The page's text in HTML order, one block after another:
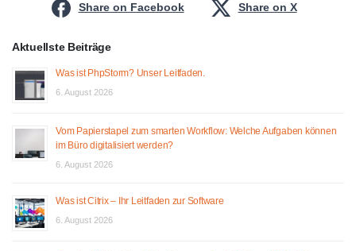
Share on Facebook Share on X
Aktuellste Beiträge
Was ist PhpStorm? Unser Leitfaden.
6. August 2026
Vom Papierstapel zum smarten Workflow: Welche Aufgaben können
im Büro digitalisiert werden?
6. August 2026
Was ist Citrix – Ihr Leitfaden zur Software
6. August 2026